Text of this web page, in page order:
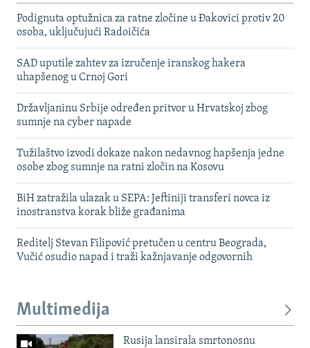
Podignuta optužnica za ratne zločine u Đakovici protiv 20
osoba, uključujući Radoičića
SAD uputile zahtev za izručenje iranskog hakera
uhapšenog u Crnoj Gori
Državljaninu Srbije određen pritvor u Hrvatskoj zbog
sumnje na cyber napade
Tužilaštvo izvodi dokaze nakon nedavnog hapšenja jedne
osobe zbog sumnje na ratni zločin na Kosovu
BiH zatražila ulazak u SEPA: Jeftiniji transferi novca iz
inostranstva korak bliže građanima
Reditelj Stevan Filipović pretučen u centru Beograda,
Vučić osudio napad i traži kažnjavanje odgovornih
Multimedija
Rusija lansirala smrtonosnu